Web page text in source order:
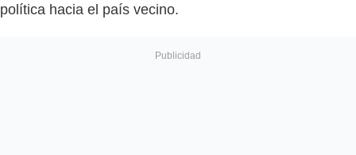
política hacia el país vecino.